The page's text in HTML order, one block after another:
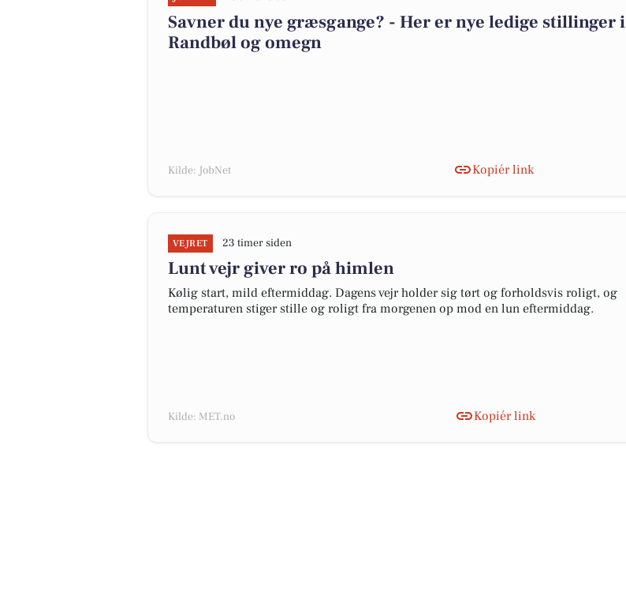
Savner du nye græsgange? - Her er nye ledige stillinger i
Randbøl og omegn
Kilde: JobNet Kopiér link
VEJRET 23 timer siden
Lunt vejr giver ro på himlen
Kølig start, mild eftermiddag. Dagens vejr holder sig tørt og forholdsvis roligt, og
temperaturen stiger stille og roligt fra morgenen op mod en lun eftermiddag.
Kilde: MET.no Kopiér link